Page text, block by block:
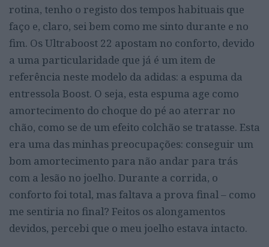
rotina, tenho o registo dos tempos habituais que
faço e, claro, sei bem como me sinto durante e no
fim. Os Ultraboost 22 apostam no conforto, devido
a uma particularidade que já é um item de
referência neste modelo da adidas: a espuma da
entressola Boost. O seja, esta espuma age como
amortecimento do choque do pé ao aterrar no
chão, como se de um efeito colchão se tratasse. Esta
era uma das minhas preocupações: conseguir um
bom amortecimento para não andar para trás
com a lesão no joelho. Durante a corrida, o
conforto foi total, mas faltava a prova final – como
me sentiria no final? Feitos os alongamentos
devidos, percebi que o meu joelho estava intacto.